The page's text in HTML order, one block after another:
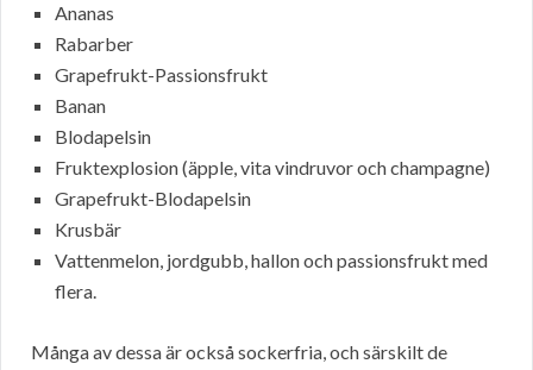
Ananas
Rabarber
Grapefrukt-Passionsfrukt
Banan
Blodapelsin
Fruktexplosion (äpple, vita vindruvor och champagne)
Grapefrukt-Blodapelsin
Krusbär
Vattenmelon, jordgubb, hallon och passionsfrukt med
flera.
Många av dessa är också sockerfria, och särskilt de